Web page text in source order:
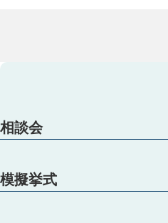
相談会
模擬挙式